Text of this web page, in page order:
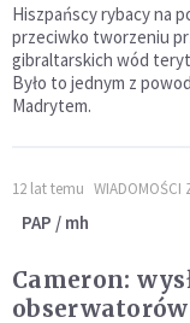
Hiszpańscy rybacy na
przeciwko tworzeniu
gibraltarskich wód
Było to jednym z
Madrytem.
12 lat temu WIADOMOŚCI
PAP / mh
Cameron:
obserwatorów